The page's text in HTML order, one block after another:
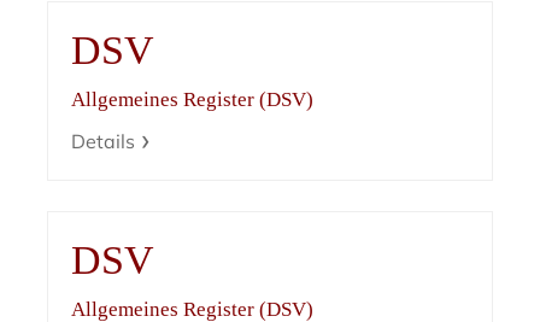
DSV
Allgemeines Register (DSV)
Details
DSV
Allgemeines Register (DSV)